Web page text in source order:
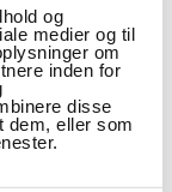
og
medier og til
om
inden for
disse
dem, eller som